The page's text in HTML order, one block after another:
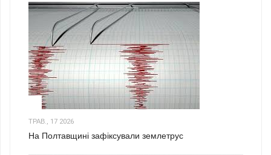
ТРАВ., 17 2026
На Полтавщині зафіксували землетрус